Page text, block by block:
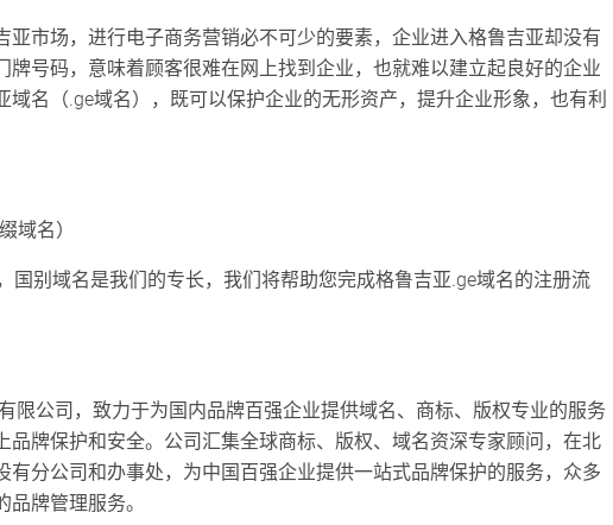
亚市场，进行电子商务营销必不可少的要素，企业进入格鲁吉亚却没有
牌号码，意味着顾客很难在网上找到企业，也就难以建立起良好的企业
名（.ge域名），既可以保护企业的无形资产，提升企业形象，也有利
域名）
国别域名是我们的专长，我们将帮助您完成格鲁吉亚.ge域名的注册流
公司，致力于为国内品牌百强企业提供域名、商标、版权专业的服务
品牌保护和安全。公司汇集全球商标、版权、域名资深专家顾问，在北
有分公司和办事处，为中国百强企业提供一站式品牌保护的服务，众多
牌管理服务。